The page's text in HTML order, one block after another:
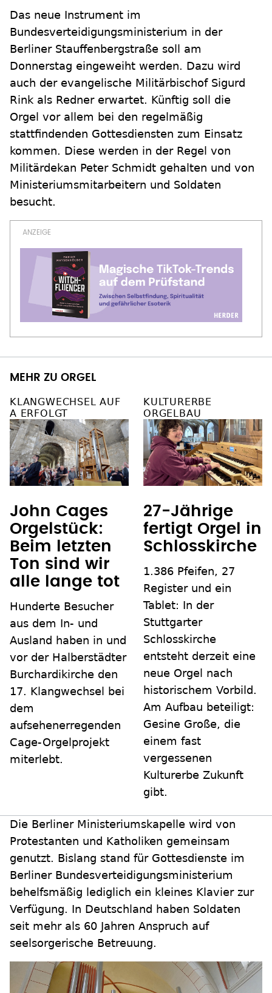
Das neue Instrument im
Bundesverteidigungsministerium in der
Berliner Stauffenbergstraße soll am
Donnerstag eingeweiht werden. Dazu wird
auch der evangelische Militärbischof Sigurd
Rink als Redner erwartet. Künftig soll die
Orgel vor allem bei den regelmäßig
stattfindenden Gottesdiensten zum Einsatz
kommen. Diese werden in der Regel von
Militärdekan Peter Schmidt gehalten und von
Ministeriumsmitarbeitern und Soldaten
besucht.
MEHR ZU ORGEL
KLANGWECHSEL AUF
A ERFOLGT
John Cages
Orgelstück:
Beim letzten
Ton sind wir
alle lange tot
Hunderte Besucher
aus dem In- und
Ausland haben in und
vor der Halberstädter
Burchardikirche den
17. Klangwechsel bei
dem
aufsehenerregenden
Cage-Orgelprojekt
miterlebt.
KULTURERBE
ORGELBAU
27-Jährige
fertigt Orgel in
Schlosskirche
1.386 Pfeifen, 27
Register und ein
Tablet: In der
Stuttgarter
Schlosskirche
entsteht derzeit eine
neue Orgel nach
historischem Vorbild.
Am Aufbau beteiligt:
Gesine Große, die
einem fast
vergessenen
Kulturerbe Zukunft
gibt.
Die Berliner Ministeriumskapelle wird von
Protestanten und Katholiken gemeinsam
genutzt. Bislang stand für Gottesdienste im
Berliner Bundesverteidigungsministerium
behelfsmäßig lediglich ein kleines Klavier zur
Verfügung. In Deutschland haben Soldaten
seit mehr als 60 Jahren Anspruch auf
seelsorgerische Betreuung.